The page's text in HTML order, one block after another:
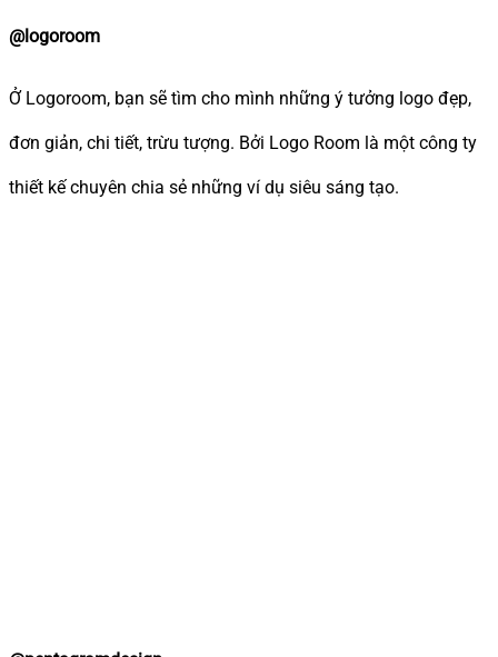
@logoroom
Ở Logoroom, bạn sẽ tìm cho mình những ý tưởng logo đẹp,
đơn giản, chi tiết, trừu tượng. Bởi Logo Room là một công ty
thiết kế chuyên chia sẻ những ví dụ siêu sáng tạo.